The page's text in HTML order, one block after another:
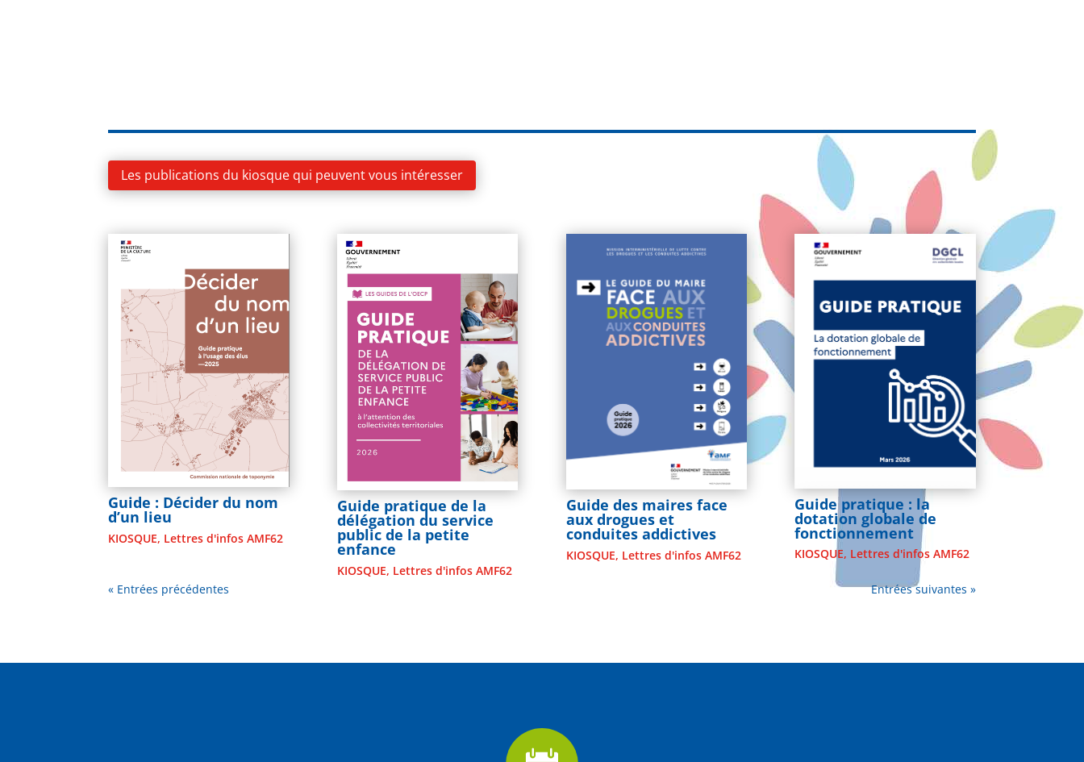
Les publications du kiosque qui peuvent vous intéresser
Guide : Décider du nom
d’un lieu
KIOSQUE, Lettres d'infos AMF62
Guide pratique de la
délégation du service
public de la petite
enfance
KIOSQUE, Lettres d'infos AMF62
Guide des maires face
aux drogues et
conduites addictives
KIOSQUE, Lettres d'infos AMF62
Guide pratique : la
dotation globale de
fonctionnement
KIOSQUE, Lettres d'infos AMF62
« Entrées précédentes Entrées suivantes »